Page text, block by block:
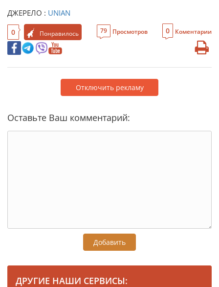
ДЖЕРЕЛО : UNIAN
0 Понравилось 79 Просмотров 0 Коментарии
Отключить рекламу
Оставьте Ваш комментарий:
Добавить
ДРУГИЕ НАШИ СЕРВИСЫ: